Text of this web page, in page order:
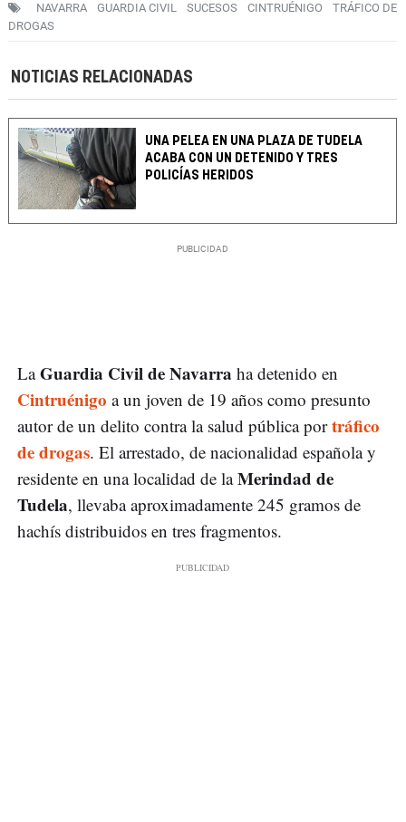
NAVARRA GUARDIA CIVIL SUCESOS CINTRUÉNIGO
TRÁFICO DE
DROGAS
NOTICIAS RELACIONADAS
UNA PELEA EN UNA PLAZA DE TUDELA
ACABA CON UN DETENIDO Y TRES
POLICÍAS HERIDOS
LaGuardia Civil de Navarra ha detenido en
Cintruénigo a un joven de 19 años como presunto
autor de un delito contra la salud pública por tráfico
de drogas. El arrestado, de nacionalidad española y
residente en una localidad de laMerindad de
Tudela, llevaba aproximadamente 245 gramos de
hachís distribuidos en tres fragmentos.